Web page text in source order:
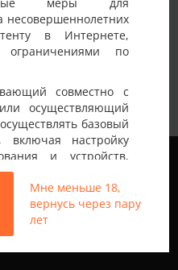
меры для
несовершеннолетних
в Интернете,
ограничениями по
совместно с
осуществляющий
базовый
включая настройку
и устройств,
обеспечения или
от провайдера,
доступ
к неподходящему
Мне меньше 18,
вернусь через пару
лет
по взаимной симпатии.
— оральные ласки
Формат без
секса и проникновения.
тактичный, внимательный к
Важны взаимное
конфиденциальность и
от общения. Возможны ваши
чтобы обеспечить
нашем сайте.
файлы cookie мы
можно в разделе